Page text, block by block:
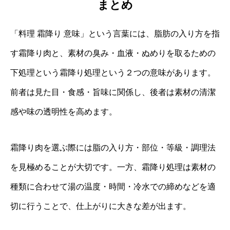
まとめ
「料理 霜降り 意味」という言葉には、脂肪の入り方を指
す霜降り肉と、素材の臭み・血液・ぬめりを取るための
下処理という霜降り処理という２つの意味があります。
前者は見た目・食感・旨味に関係し、後者は素材の清潔
感や味の透明性を高めます。
霜降り肉を選ぶ際には脂の入り方・部位・等級・調理法
を見極めることが大切です。一方、霜降り処理は素材の
種類に合わせて湯の温度・時間・冷水での締めなどを適
切に行うことで、仕上がりに大きな差が出ます。